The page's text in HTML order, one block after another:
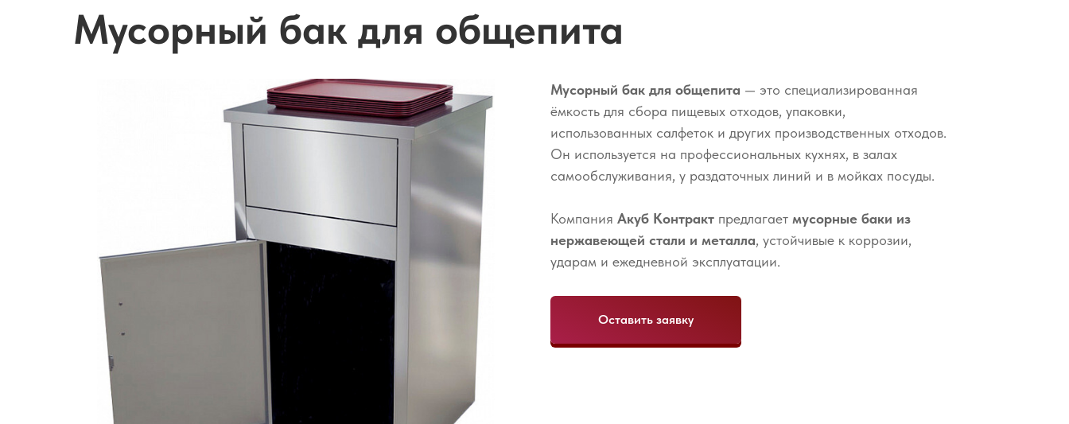
Мусорный бак для общепита
Мусорный бак для общепита — это специализированная
ёмкость для сбора пищевых отходов, упаковки,
использованных салфеток и других производственных отходов.
Он используется на профессиональных кухнях, в залах
самообслуживания, у раздаточных линий и в мойках посуды.
Компания Акуб Контракт предлагает мусорные баки из
нержавеющей стали и металла, устойчивые к коррозии,
ударам и ежедневной эксплуатации.
Оставить заявку